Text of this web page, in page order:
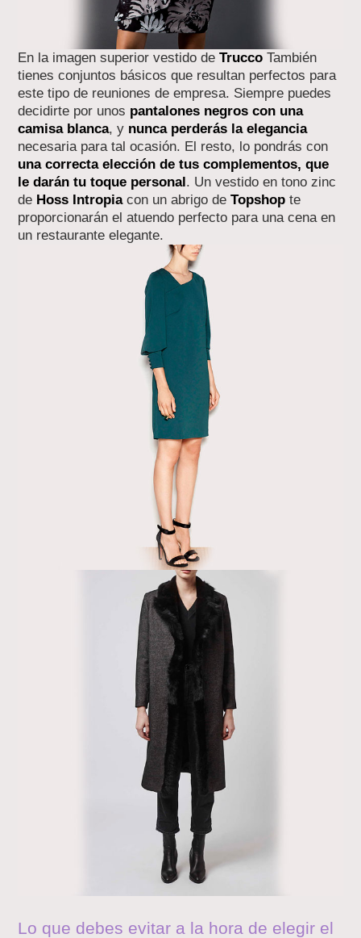
En la imagen superior vestido deTrucco También
tienes conjuntos básicos que resultan perfectos para
este tipo de reuniones de empresa. Siempre puedes
decidirte por unos pantalones negros con una
camisa blanca, y nunca perderás la elegancia
necesaria para tal ocasión. El resto, lo pondrás con
una correcta elección de tus complementos, que
le darán tu toque personal . Un vestido en tono zinc
de Hoss Intropiacon un abrigo deTopshop te
proporcionarán el atuendo perfecto para una cena en
un restaurante elegante.
Lo que debes evitar a la hora de elegir el